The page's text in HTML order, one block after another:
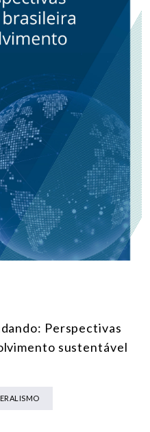
Perspectivas
sustentável